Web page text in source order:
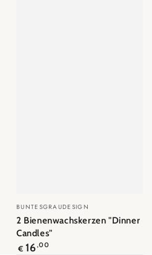
Verkäufer/in:
BUNTESGRAUDESIGN
2 Bienenwachskerzen "Dinner
Candles"
Regulärer
€ 16,00